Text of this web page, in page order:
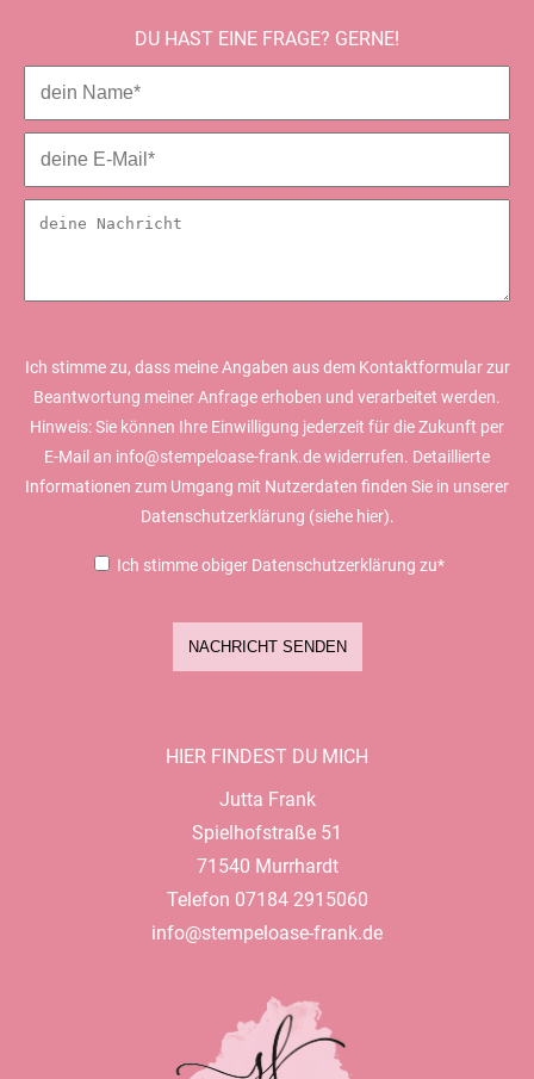
DU HAST EINE FRAGE? GERNE!
Ich stimme zu, dass meine Angaben aus dem Kontaktformular zur
Beantwortung meiner Anfrage erhoben und verarbeitet werden.
Hinweis: Sie können Ihre Einwilligung jederzeit für die Zukunft per
E-Mail an info@stempeloase-frank.de widerrufen. Detaillierte
Informationen zum Umgang mit Nutzerdaten finden Sie in unserer
Datenschutzerklärung (siehe hier).
Ich stimme obiger Datenschutzerklärung zu*
NACHRICHT SENDEN
HIER FINDEST DU MICH
Jutta Frank
Spielhofstraße 51
71540 Murrhardt
Telefon 07184 2915060
info@stempeloase-frank.de